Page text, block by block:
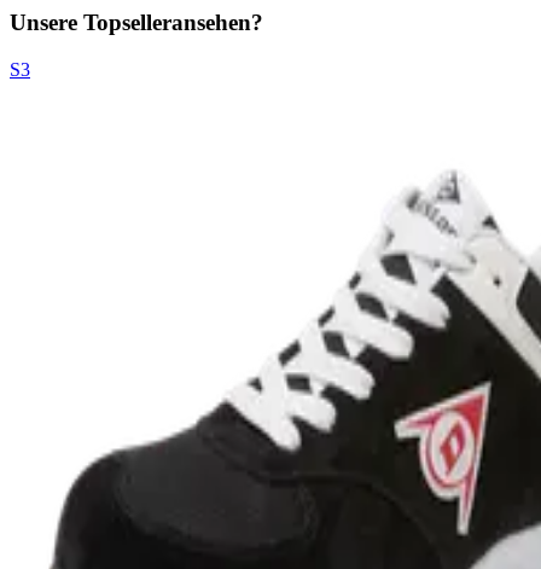
Unsere Topselleransehen?
S3